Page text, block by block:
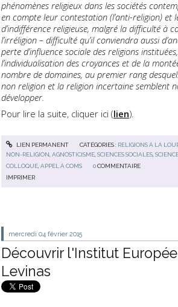
phénomènes religieux dans les sociétés
en compte leur contestation (l’anti-religion) et
d’indifférence religieuse, malgré la difficulté à
l’irréligion – difficulté qu’il conviendra aussi
perte d’influence sociale des religions
l’individualisation des croyances et de la
nombre de domaines, au premier rang
non religion et la religion incertaine semblent
développer.
Pour lire la suite, cliquer ici (lien).
LIEN PERMANENT CATÉGORIES : RELIGIONS À LA
NON-RELIGION,AGNOSTICISME,SCIENCES SOCIALES,
COLLOQUE ,APPEL À COMS 0 COMMENTAIRE
IMPRIMER
mercredi 04 février 2015
Découvrir l'Institut
Levinas